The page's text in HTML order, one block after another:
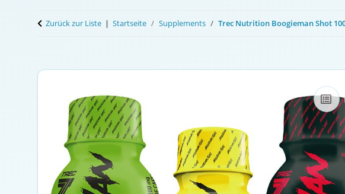
Zurück zur Liste Startseite Supplements Trec Nutrition Boogieman Shot